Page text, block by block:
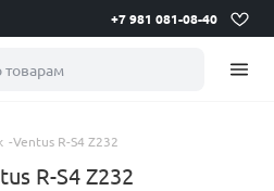
+7 981 081-08-40
товарам
-Ventus R-S4 Z232
R-S4 Z232